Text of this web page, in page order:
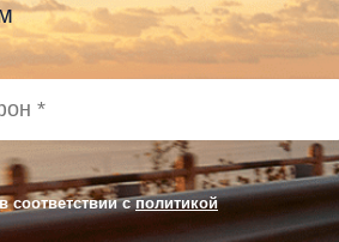
соответствии сполитикой